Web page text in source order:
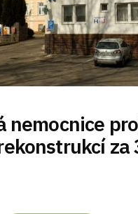
nemocnice
za